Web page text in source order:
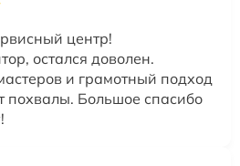
центр!
остался доволен.
и грамотный подход
похвалы. Большое спасибо